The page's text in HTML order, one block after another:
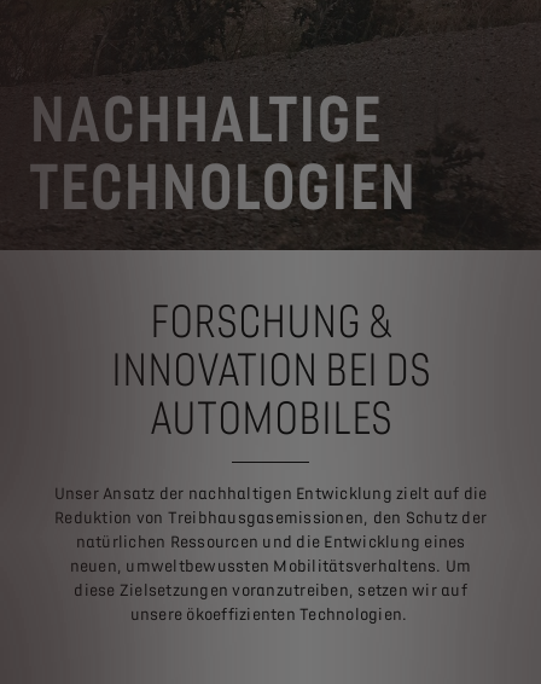
NACHHALTIGE
TECHNOLOGIEN
FORSCHUNG &
INNOVATION BEI DS
AUTOMOBILES
Unser Ansatz der nachhaltigen Entwicklung zielt auf die
Reduktion von Treibhausgasemissionen, den Schutz der
natürlichen Ressourcen und die Entwicklung eines
neuen, umweltbewussten Mobilitätsverhaltens. Um
diese Zielsetzungen voranzutreiben, setzen wir auf
unsere ökoeffizienten Technologien.